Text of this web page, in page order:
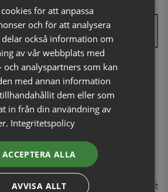
i polyester, framtagen för klassiska
Flugan kompletterar kostym och
tidlöst uttryck.
säkerställer att flugan
färg, även vid frekvent användning. Ett
för att anpassa
och för att analysera
också information om
av vår webbplats med
och analyspartners som kan
med annan information
dem eller som
in från din användning av
Integritetspolicy
ACCEPTERA ALLA
AVVISA ALLT